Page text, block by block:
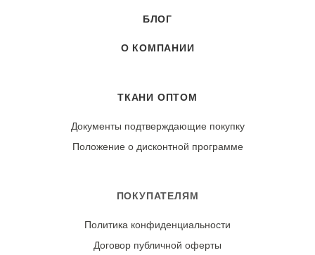
БЛОГ
О КОМПАНИИ
ТКАНИ ОПТОМ
Документы подтверждающие покупку
Положение о дисконтной программе
ПОКУПАТЕЛЯМ
Политика конфиденциальности
Договор публичной оферты